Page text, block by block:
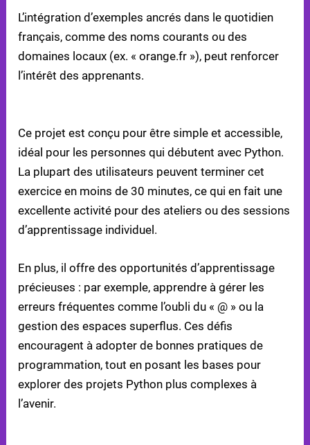
L’intégration d’exemples ancrés dans le quotidien
français, comme des noms courants ou des
domaines locaux (ex. « orange.fr »), peut renforcer
l’intérêt des apprenants.
Ce projet est conçu pour être simple et accessible,
idéal pour les personnes qui débutent avec Python.
La plupart des utilisateurs peuvent terminer cet
exercice en moins de 30 minutes, ce qui en fait une
excellente activité pour des ateliers ou des sessions
d’apprentissage individuel.
En plus, il offre des opportunités d’apprentissage
précieuses : par exemple, apprendre à gérer les
erreurs fréquentes comme l’oubli du « @ » ou la
gestion des espaces superflus. Ces défis
encouragent à adopter de bonnes pratiques de
programmation, tout en posant les bases pour
explorer des projets Python plus complexes à
l’avenir.